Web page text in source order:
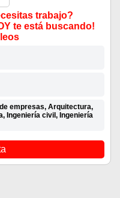
trabajo?
te está buscando!
empresas, Arquitectura,
Ingeniería civil, Ingeniería